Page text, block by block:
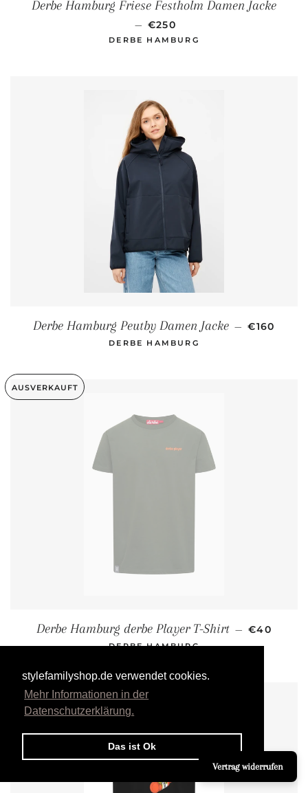
stylefamilyshop.de verwendet cookies.
Mehr Informationen in der
Datenschutzerklärung.
Das ist Ok
Derbe Hamburg Friese Festholm Damen Jacke
— NORMALER PREIS
€250
DERBE HAMBURG
Derbe Hamburg Peutby Damen Jacke — €160
DERBE HAMBURG
AUSVERKAUFT
Derbe Hamburg derbe Player T-Shirt — €40
DERBE HAMBURG
Vertrag widerrufen